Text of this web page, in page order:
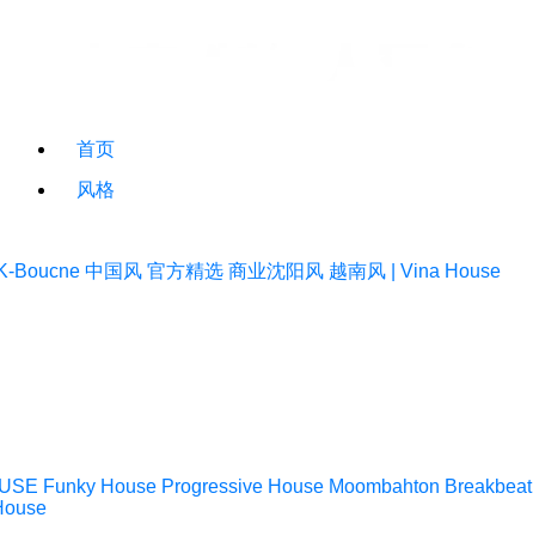
首页
风格
Boucne 中国风 官方精选 商业沈阳风 越南风 | Vina House
Funky House Progressive House Moombahton Breakbeat